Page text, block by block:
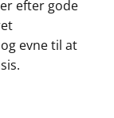
efter gode
evne til at